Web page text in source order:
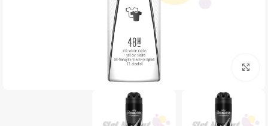
برای بزرگنمایی کلیک کنید